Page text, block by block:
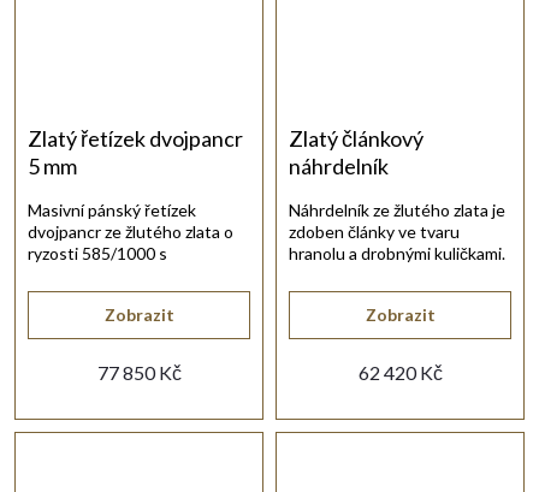
Zlatý řetízek dvojpancr
5 mm
77 850 Kč
Zobrazit
Masivní pánský řetízek
dvojpancr ze žlutého zlata o
ryzosti 585/1000 s
Zlatý článkový
náhrdelník
62 420 Kč
Zobrazit
Náhrdelník ze žlutého zlata je
zdoben články ve tvaru
hranolu a drobnými kuličkami.